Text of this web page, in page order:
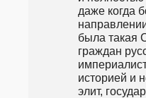
даже когда
была такая
граждан
историей и
элит,